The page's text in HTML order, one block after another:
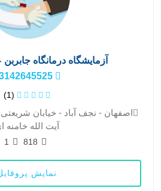
آزمایشگاه درمانگاه
03142645525
(1)
اصفهان - نجف آباد - خیابان
آیت الله خامنه
818
1
نمایش